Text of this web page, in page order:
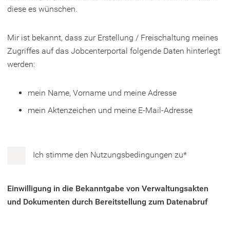
n
e
b
diese es wünschen.
Mir ist bekannt, dass zur Erstellung / Freischaltung meines
Zugriffes auf das Jobcenterportal folgende Daten hinterlegt
werden:
mein Name, Vorname und meine Adresse
mein Aktenzeichen und meine E-Mail-Adresse
Einverständniserklärung
der
Nutzung
Ich stimme den Nutzungsbedingungen zu*
Einwilligung
in
Einwilligung in die Bekanntgabe von Verwaltungsakten
und Dokumenten durch Bereitstellung zum Datenabruf